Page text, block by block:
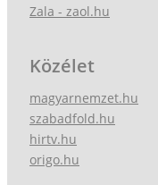
Zala - zaol.hu
Közélet
magyarnemzet.hu
szabadfold.hu
hirtv.hu
origo.hu